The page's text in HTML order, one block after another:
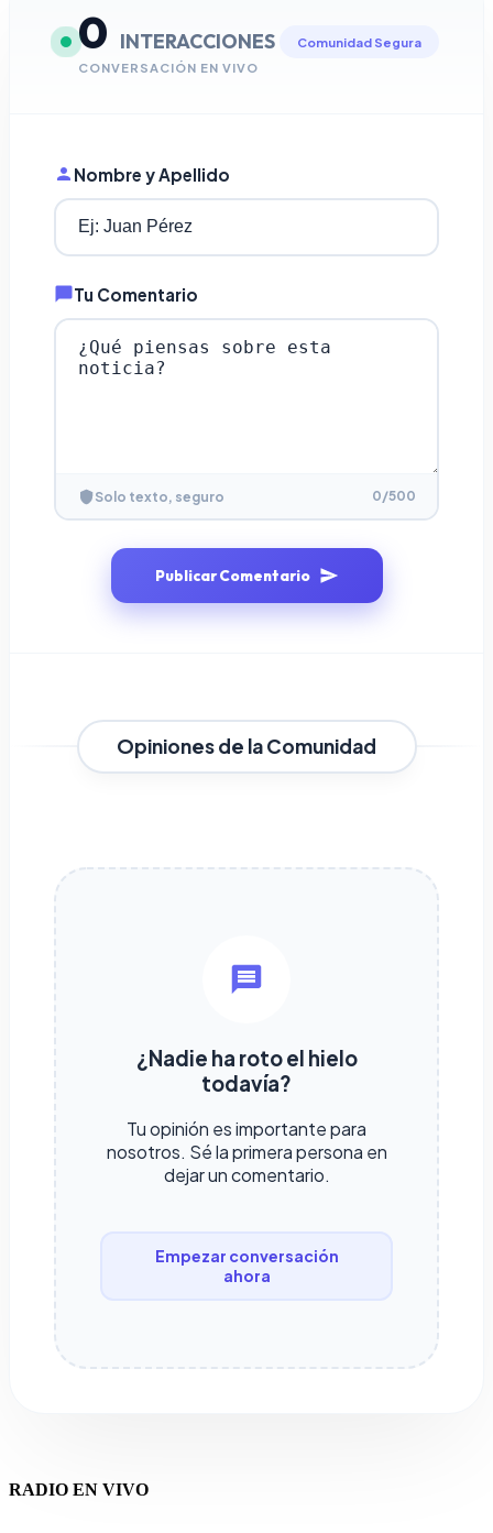
0 INTERACCIONES
CONVERSACIÓN EN VIVO
Comunidad Segura
Nombre y Apellido
Tu Comentario
Solo texto, seguro 0/500
Publicar Comentario
Opiniones de la Comunidad
¿Nadie ha roto el hielo
todavía?
Tu opinión es importante para
nosotros. Sé la primera persona en
dejar un comentario.
Empezar conversación
ahora
RADIO EN VIVO